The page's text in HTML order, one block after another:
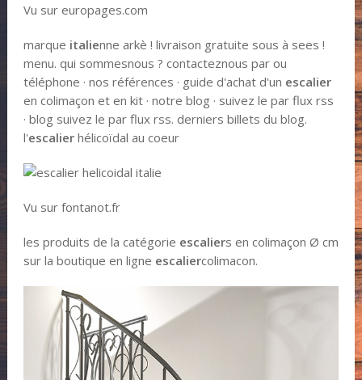
Vu sur europages.com
marque italienne arkè ! livraison gratuite sous à sees !
menu. qui sommesnous ? contacteznous par ou
téléphone · nos références · guide d'achat d'un escalier
en colimaçon et en kit · notre blog · suivez le par flux rss
· blog suivez le par flux rss. derniers billets du blog.
l'escalierhélicoïdal au coeur
Vu sur fontanot.fr
les produits de la catégorie escaliers en colimaçon Ø cm
sur la boutique en ligne escaliercolimacon.